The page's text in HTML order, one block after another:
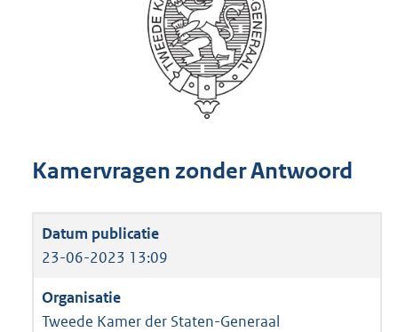
Kamervragen zonder Antwoord
23-06-2023 13:09
Tweede Kamer der Staten-Generaal